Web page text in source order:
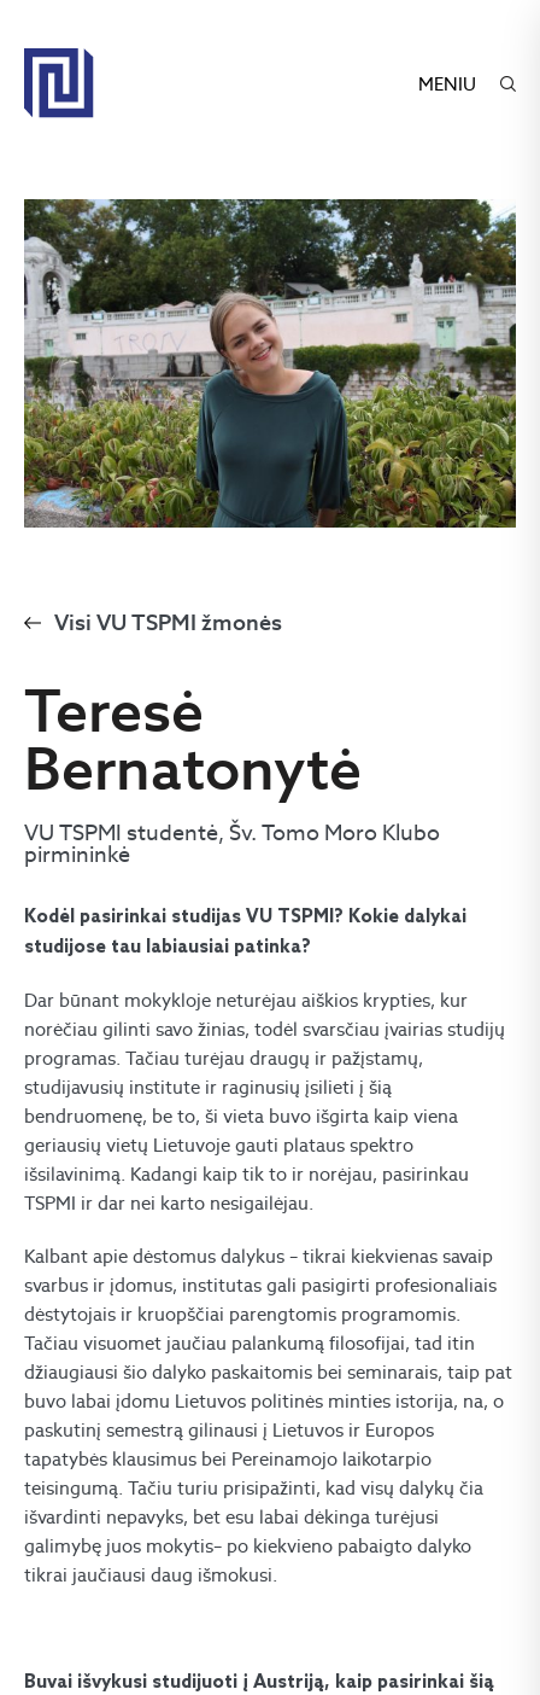
MENIU
Visi VU TSPMI žmonės
Teresė
Bernatonytė
VU TSPMI studentė, Šv. Tomo Moro Klubo
pirmininkė
Kodėl pasirinkai studijas VU TSPMI? Kokie dalykai
studijose tau labiausiai patinka?
Dar būnant mokykloje neturėjau aiškios krypties, kur
norėčiau gilinti savo žinias, todėl svarsčiau įvairias studijų
programas. Tačiau turėjau draugų ir pažįstamų,
studijavusių institute ir raginusių įsilieti į šią
bendruomenę, be to, ši vieta buvo išgirta kaip viena
geriausių vietų Lietuvoje gauti plataus spektro
išsilavinimą. Kadangi kaip tik to ir norėjau, pasirinkau
TSPMI ir dar nei karto nesigailėjau.
Kalbant apie dėstomus dalykus – tikrai kiekvienas savaip
svarbus ir įdomus, institutas gali pasigirti profesionaliais
dėstytojais ir kruopščiai parengtomis programomis.
Tačiau visuomet jaučiau palankumą filosofijai, tad itin
džiaugiausi šio dalyko paskaitomis bei seminarais, taip pat
buvo labai įdomu Lietuvos politinės minties istorija, na, o
paskutinį semestrą gilinausi į Lietuvos ir Europos
tapatybės klausimus bei Pereinamojo laikotarpio
teisingumą. Tačiu turiu prisipažinti, kad visų dalykų čia
išvardinti nepavyks, bet esu labai dėkinga turėjusi
galimybę juos mokytis– po kiekvieno pabaigto dalyko
tikrai jaučiausi daug išmokusi.
Buvai išvykusi studijuoti į Austriją, kaip pasirinkai šią